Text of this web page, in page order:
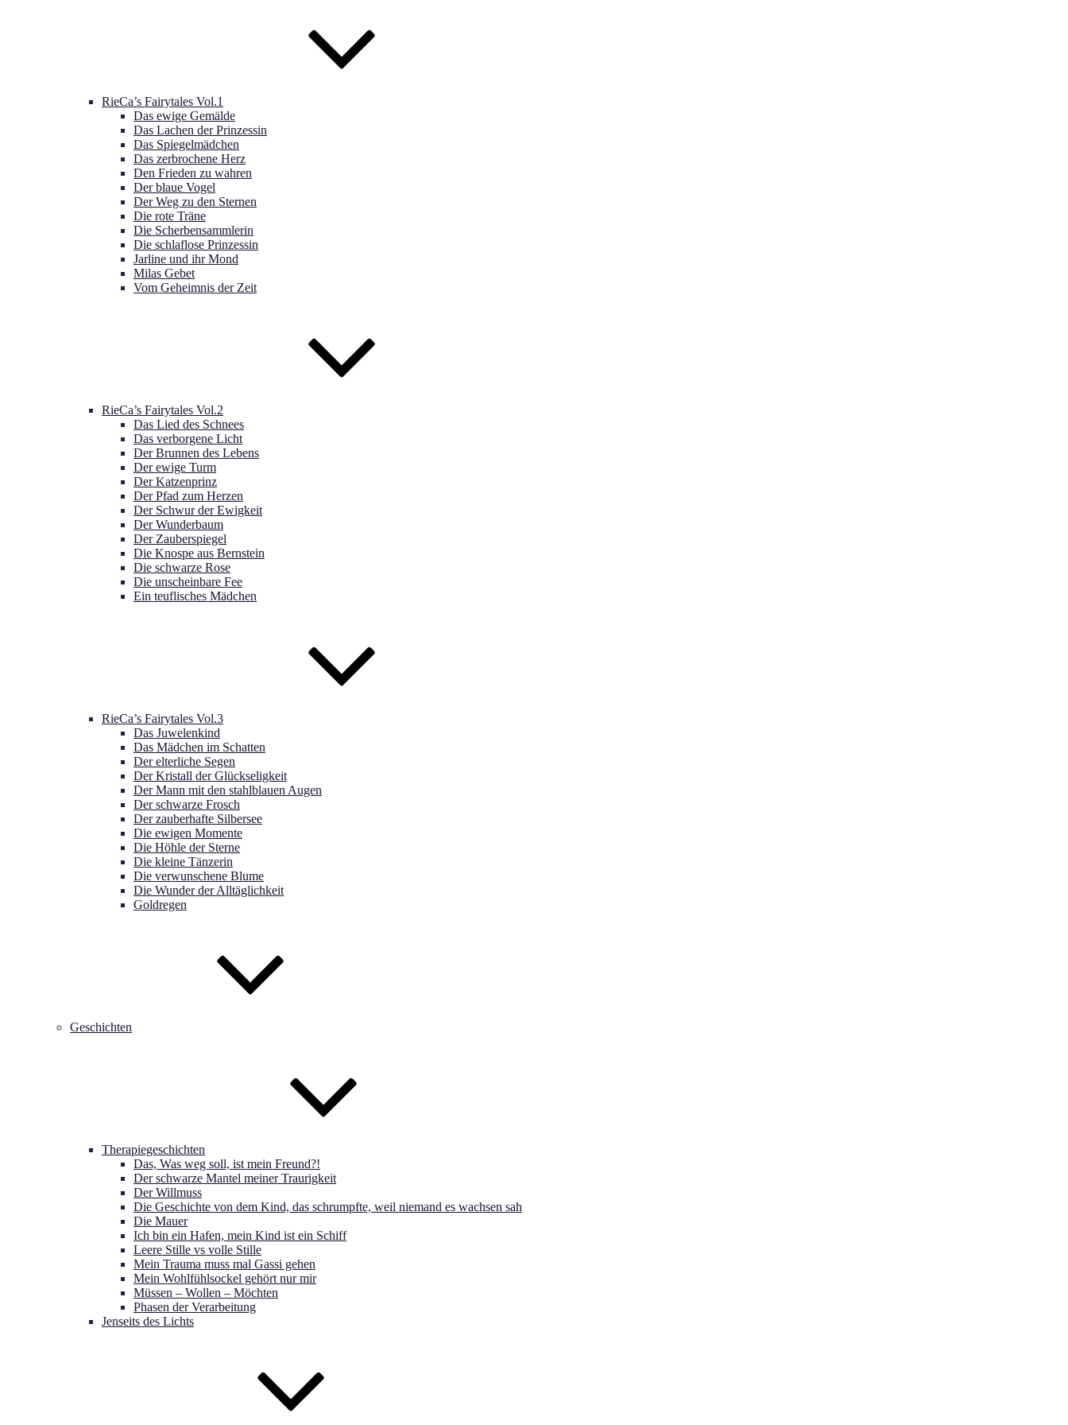
RieCa’s Fairytales Vol.1
Das ewige Gemälde
Das Lachen der Prinzessin
Das Spiegelmädchen
Das zerbrochene Herz
Den Frieden zu wahren
Der blaue Vogel
Der Weg zu den Sternen
Die rote Träne
Die Scherbensammlerin
Die schlaflose Prinzessin
Jarline und ihr Mond
Milas Gebet
Vom Geheimnis der Zeit
RieCa’s Fairytales Vol.2
Das Lied des Schnees
Das verborgene Licht
Der Brunnen des Lebens
Der ewige Turm
Der Katzenprinz
Der Pfad zum Herzen
Der Schwur der Ewigkeit
Der Wunderbaum
Der Zauberspiegel
Die Knospe aus Bernstein
Die schwarze Rose
Die unscheinbare Fee
Ein teuflisches Mädchen
RieCa’s Fairytales Vol.3
Das Juwelenkind
Das Mädchen im Schatten
Der elterliche Segen
Der Kristall der Glückseligkeit
Der Mann mit den stahlblauen Augen
Der schwarze Frosch
Der zauberhafte Silbersee
Die ewigen Momente
Die Höhle der Sterne
Die kleine Tänzerin
Die verwunschene Blume
Die Wunder der Alltäglichkeit
Goldregen
Geschichten
Therapiegeschichten
Das, Was weg soll, ist mein Freund?!
Der schwarze Mantel meiner Traurigkeit
Der Willmuss
Die Geschichte von dem Kind, das schrumpfte, weil niemand es wachsen sah
Die Mauer
Ich bin ein Hafen, mein Kind ist ein Schiff
Leere Stille vs volle Stille
Mein Trauma muss mal Gassi gehen
Mein Wohlfühlsockel gehört nur mir
Müssen – Wollen – Möchten
Phasen der Verarbeitung
Jenseits des Lichts